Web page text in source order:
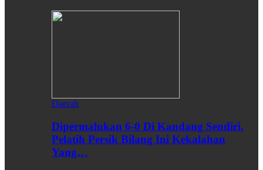
Daerah
Dipermalukan 6-0 Di Kandang Sendiri,
Pelatih Persik Bilang Ini Kekalahan
Yang…